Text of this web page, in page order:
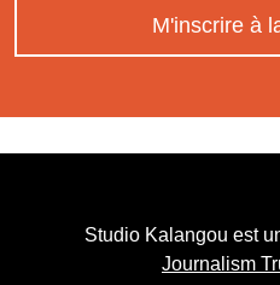
M'inscrire à
Studio Kalangou est
Journalism